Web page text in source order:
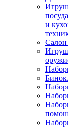
и
Салон